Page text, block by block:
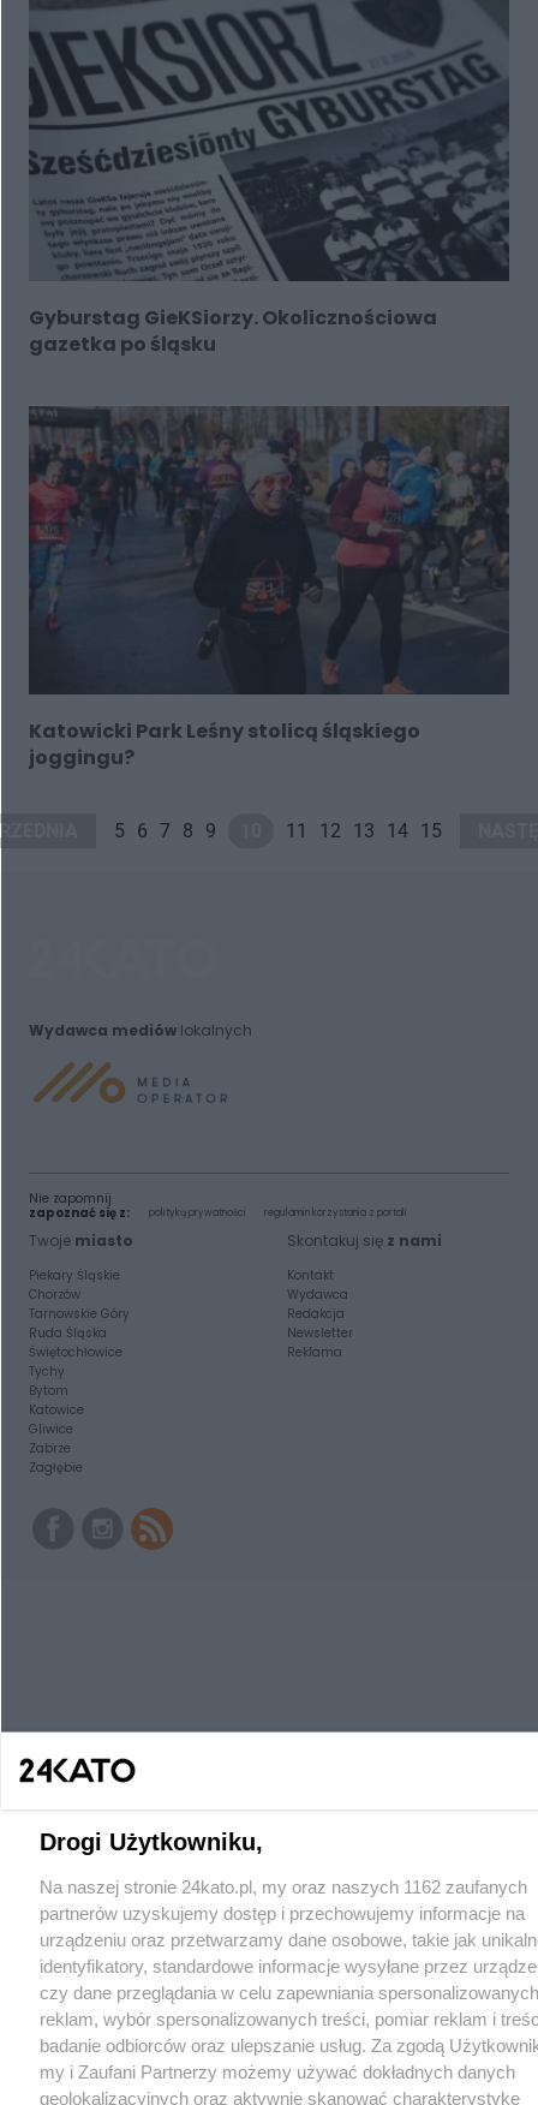
Gyburstag GieKSiorzy. Okolicznościowa
gazetka po śląsku
Katowicki Park Leśny stolicą śląskiego
joggingu?
5 6 7 8 9 11 12 13 14 15
Wydawca mediówlokalnych
Nie zapomnij
zapoznać się z:
polityką prywatności regulamin korzystania z portali
Twoje miasto
Piekary Śląskie
Chorzów
Tarnowskie Góry
Ruda Śląska
Świętochłowice
Tychy
Bytom
Katowice
Gliwice
Zabrze
Zagłębie
Skontakuj się z nami
Kontakt
Wydawca
Redakcja
Newsletter
Reklama
Drogi Użytkowniku,
Na naszej stronie 24kato.pl, my oraz naszych 1162 zaufanych
partnerów uzyskujemy dostęp i przechowujemy informacje na
urządzeniu oraz przetwarzamy dane osobowe, takie jak
identyfikatory, standardowe informacje wysyłane przez
czy dane przeglądania w celu zapewniania spersonalizowanych
reklam, wybór spersonalizowanych treści, pomiar reklam i
badanie odbiorców oraz ulepszanie usług. Za zgodą
my i Zaufani Partnerzy możemy używać dokładnych danych
geolokalizacyjnych oraz aktywnie skanować charakterystykę